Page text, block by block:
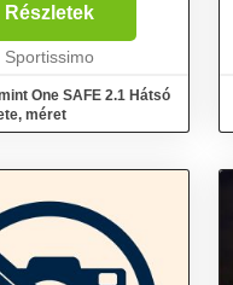
látható és a villogás
óra. Vízálló és
...
Részletek
Sportissimo
One SAFE 2.1 Hátsó
méret